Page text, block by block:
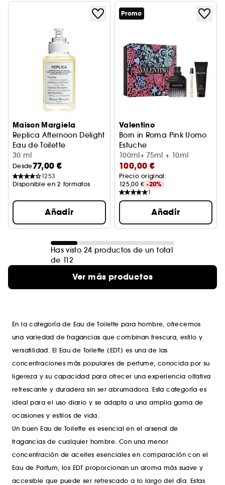
Maison Margiela
Replica Afternoon Delight
Eau de Toilette
30 ml
Desde77,00 €
1253
Disponible en 2 formatos
Añadir
Promo
Valentino
Born in Roma Pink Uomo
Estuche
100ml+ 75ml + 10ml
100,00 €
Precio original:
125,00 € -20%
1
Añadir
Has visto 24 productos de un total
de 112
Ver más productos
En la categoría de Eau de Toilette para hombre, ofrecemos
una variedad de fragancias que combinan frescura, estilo y
versatilidad. El Eau de Toilette (EDT) es una de las
concentraciones más populares de perfume, conocida por su
ligereza y su capacidad para ofrecer una experiencia olfativa
refrescante y duradera sin ser abrumadora. Esta categoría es
ideal para el uso diario y se adapta a una amplia gama de
ocasiones y estilos de vida.
Un buen Eau de Toilette es esencial en el arsenal de
fragancias de cualquier hombre. Con una menor
concentración de aceites esenciales en comparación con el
Eau de Parfum, los EDT proporcionan un aroma más suave y
accesible que puede ser refrescado a lo largo del día. Estas